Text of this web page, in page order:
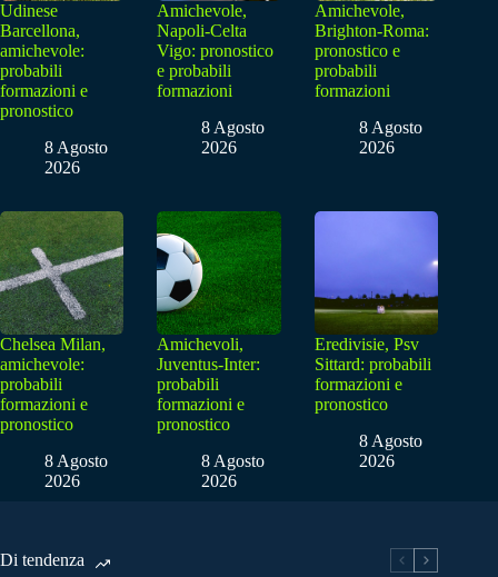
Udinese
Barcellona,
amichevole:
probabili
formazioni e
pronostico
8 Agosto
2026
Amichevole,
Napoli-Celta
Vigo: pronostico
e probabili
formazioni
8 Agosto
2026
Amichevole,
Brighton-Roma:
pronostico e
probabili
formazioni
8 Agosto
2026
Chelsea Milan,
amichevole:
probabili
formazioni e
pronostico
8 Agosto
2026
Amichevoli,
Juventus-Inter:
probabili
formazioni e
pronostico
8 Agosto
2026
Eredivisie, Psv
Sittard: probabili
formazioni e
pronostico
8 Agosto
2026
Di tendenza